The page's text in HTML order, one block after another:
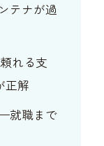
テナが過
れる支
正解
就職まで